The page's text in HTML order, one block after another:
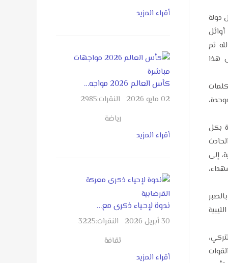
دولة
ثم
هذا
بكل
إلى
أقراء المزيد
كأس العالم 2026 مواجه…
02 مايو 2026 النقرات:2985
رياضة
أقراء المزيد
ندوة لإحياء ذكرى مع…
30 أبريل 2026 النقرات:3225
ثقافة
أقراء المزيد